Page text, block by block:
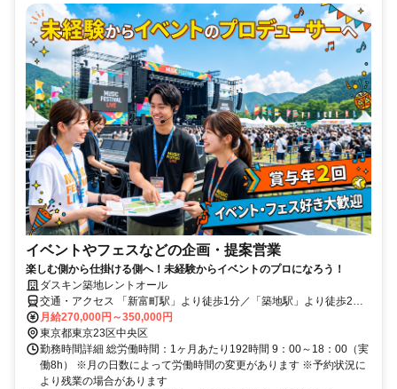
イベントやフェスなどの企画・提案営業
楽しむ側から仕掛ける側へ！未経験からイベントのプロになろう！
ダスキン築地レントオール
交通・アクセス 「新富町駅」より徒歩1分／「築地駅」より徒歩2分
／「八丁堀駅」より徒歩8分
月給270,000円～350,000円
東京都東京23区中央区
勤務時間詳細 総労働時間：1ヶ月あたり192時間 9：00～18：00（実
働8h） ※月の日数によって労働時間の変更があります ※予約状況に
より残業の場合があります